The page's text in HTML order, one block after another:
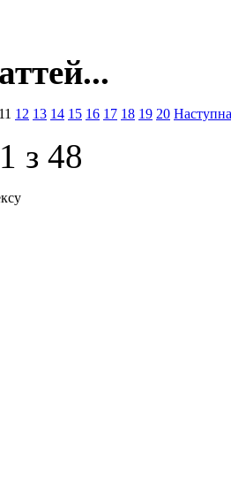
11 12 13 14 15 16 17 18 19 20 Наступна
з 48